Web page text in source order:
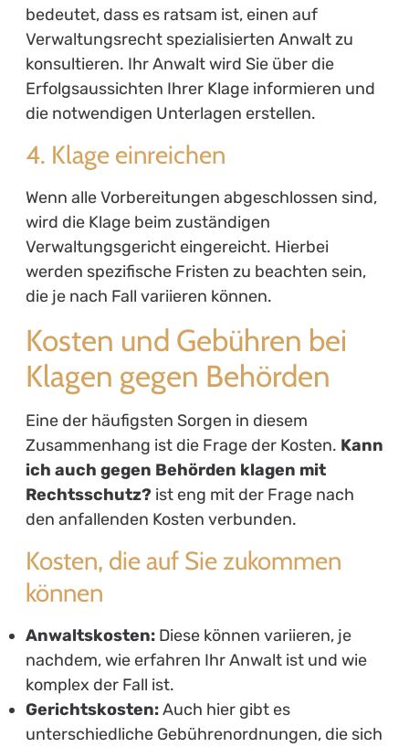
bedeutet, dass es ratsam ist, einen auf
Verwaltungsrecht spezialisierten Anwalt zu
konsultieren. Ihr Anwalt wird Sie über die
Erfolgsaussichten Ihrer Klage informieren und
die notwendigen Unterlagen erstellen.
4. Klage einreichen
Wenn alle Vorbereitungen abgeschlossen sind,
wird die Klage beim zuständigen
Verwaltungsgericht eingereicht. Hierbei
werden spezifische Fristen zu beachten sein,
die je nach Fall variieren können.
Kosten und Gebühren bei
Klagen gegen Behörden
Eine der häufigsten Sorgen in diesem
Zusammenhang ist die Frage der Kosten. Kann
ich auch gegen Behörden klagen mit
Rechtsschutz?ist eng mit der Frage nach
den anfallenden Kosten verbunden.
Kosten, die auf Sie zukommen
können
Anwaltskosten:Diese können variieren, je
nachdem, wie erfahren Ihr Anwalt ist und wie
komplex der Fall ist.
Gerichtskosten:Auch hier gibt es
unterschiedliche Gebührenordnungen, die sich